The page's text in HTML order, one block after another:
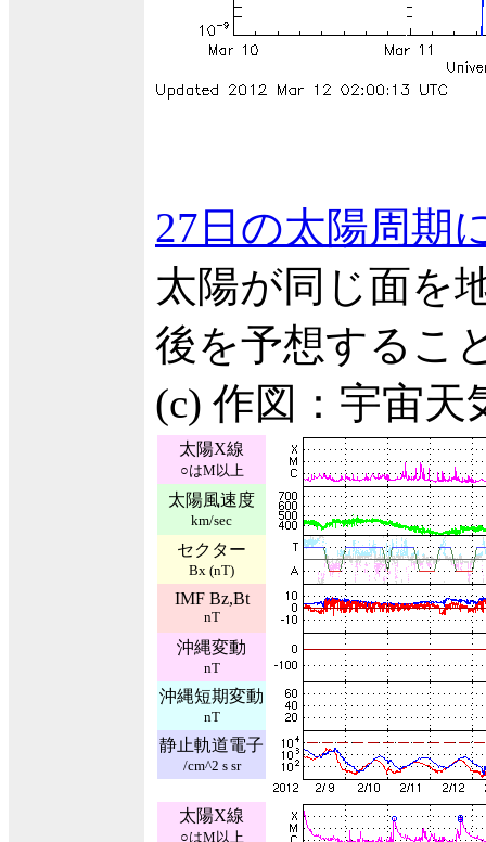
27日の太陽周期
太陽が同じ面を
後を予想するこ
(c) 作図：宇宙天
太陽X線
○はM以上
太陽風速度
km/sec
セクター
Bx (nT)
IMF Bz,Bt
nT
沖縄変動
nT
沖縄短期変動
nT
静止軌道電子
/cm^2 s sr
太陽X線
○はM以上